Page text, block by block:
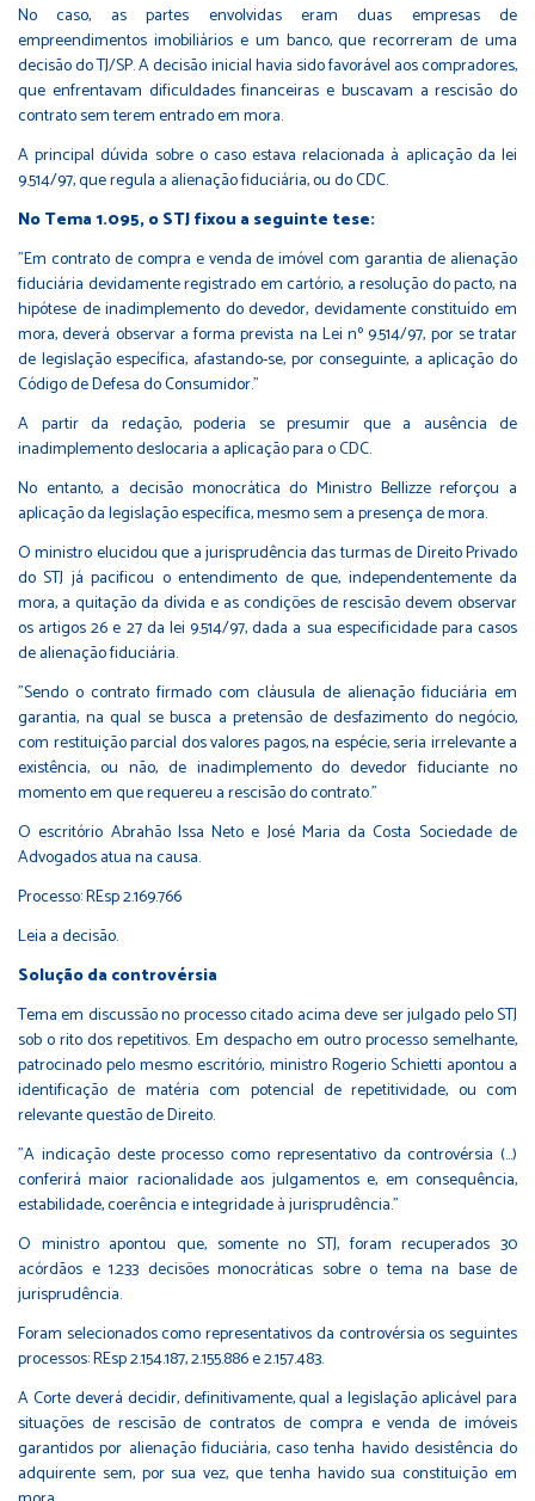
No caso, as partes envolvidas eram duas empresas de
empreendimentos imobiliários e um banco, que recorreram de uma
decisão do TJ/SP. A decisão inicial havia sido favorável aos compradores,
que enfrentavam dificuldades financeiras e buscavam a rescisão do
contrato sem terem entrado em mora.
A principal dúvida sobre o caso estava relacionada à aplicação da lei
9.514/97, que regula a alienação fiduciária, ou do CDC.
No Tema 1.095, o STJ fixou a seguinte tese:
"Em contrato de compra e venda de imóvel com garantia de alienação
fiduciária devidamente registrado em cartório, a resolução do pacto, na
hipótese de inadimplemento do devedor, devidamente constituído em
mora, deverá observar a forma prevista na Lei nº 9.514/97, por se tratar
de legislação específica, afastando-se, por conseguinte, a aplicação do
Código de Defesa do Consumidor."
A partir da redação, poderia se presumir que a ausência de
inadimplemento deslocaria a aplicação para o CDC.
No entanto, a decisão monocrática do Ministro Bellizze reforçou a
aplicação da legislação específica, mesmo sem a presença de mora.
O ministro elucidou que a jurisprudência das turmas de Direito Privado
do STJ já pacificou o entendimento de que, independentemente da
mora, a quitação da dívida e as condições de rescisão devem observar
os artigos 26 e 27 da lei 9.514/97, dada a sua especificidade para casos
de alienação fiduciária.
"Sendo o contrato firmado com cláusula de alienação fiduciária em
garantia, na qual se busca a pretensão de desfazimento do negócio,
com restituição parcial dos valores pagos, na espécie, seria irrelevante a
existência, ou não, de inadimplemento do devedor fiduciante no
momento em que requereu a rescisão do contrato."
O escritório Abrahão Issa Neto e José Maria da Costa Sociedade de
Advogados atua na causa.
Processo:REsp 2.169.766
Leia adecisão.
Solução da controvérsia
Tema em discussão no processo citado acima deve ser julgado pelo STJ
sob o rito dos repetitivos. Em despacho em outro processo semelhante,
patrocinado pelo mesmo escritório, ministro Rogerio Schietti apontou a
identificação de matéria com potencial de repetitividade, ou com
relevante questão de Direito.
"A indicação deste processo como representativo da controvérsia (...)
conferirá maior racionalidade aos julgamentos e, em consequência,
estabilidade, coerência e integridade à jurisprudência."
O ministro apontou que, somente no STJ, foram recuperados 30
acórdãos e 1.233 decisões monocráticas sobre o tema na base de
jurisprudência.
Foram selecionados como representativos da controvérsia os seguintes
processos: REsp 2.154.187, 2.155.886 e 2.157.483.
A Corte deverá decidir, definitivamente, qual a legislação aplicável para
situações de rescisão de contratos de compra e venda de imóveis
garantidos por alienação fiduciária, caso tenha havido desistência do
adquirente sem, por sua vez, que tenha havido sua constituição em